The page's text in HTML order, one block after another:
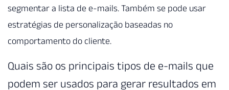
segmentar a lista de e-mails. Também se pode usar
estratégias de personalização baseadas no
comportamento do cliente.
Quais são os principais tipos de e-mails que
podem ser usados para gerar resultados em